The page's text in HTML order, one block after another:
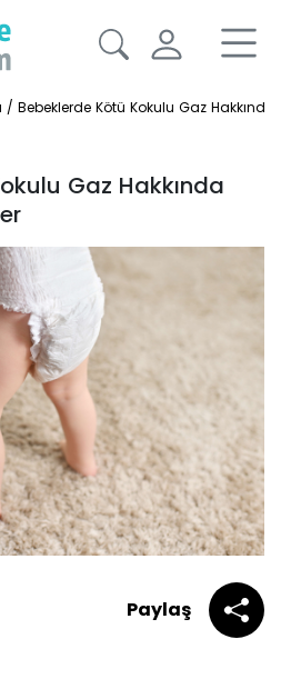
/Bebeklerde Kötü Kokulu Gaz
Gaz Hakkında
Paylaş